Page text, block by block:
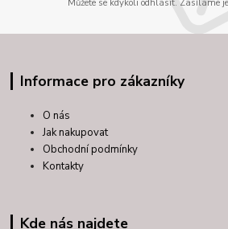
Můžete se kdykoli odhlásit. Zasíláme
Informace pro zákazníky
O nás
Jak nakupovat
Obchodní podmínky
Kontakty
Kde nás najdete